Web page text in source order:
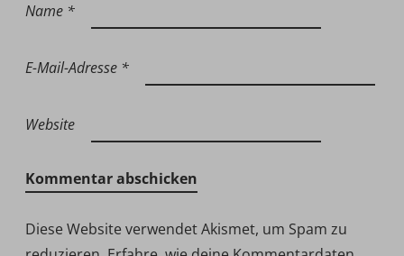
Name *
E-Mail-Adresse *
Website
Diese Website verwendet Akismet, um Spam zu